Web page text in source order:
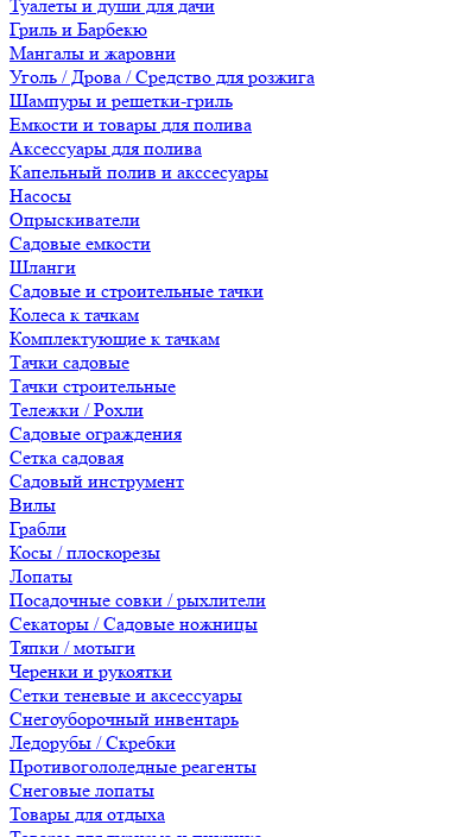
Туалеты и души для дачи
Гриль и Барбекю
Мангалы и жаровни
Уголь / Дрова / Средство для розжига
Шампуры и решетки-гриль
Емкости и товары для полива
Аксессуары для полива
Капельный полив и акссесуары
Насосы
Опрыскиватели
Садовые емкости
Шланги
Садовые и строительные тачки
Колеса к тачкам
Комплектующие к тачкам
Тачки садовые
Тачки строительные
Тележки / Рохли
Садовые ограждения
Сетка садовая
Садовый инструмент
Вилы
Грабли
Косы / плоскорезы
Лопаты
Посадочные совки / рыхлители
Секаторы / Садовые ножницы
Тяпки / мотыги
Черенки и рукоятки
Сетки теневые и аксессуары
Снегоуборочный инвентарь
Ледорубы / Скребки
Противогололедные реагенты
Снеговые лопаты
Товары для отдыха